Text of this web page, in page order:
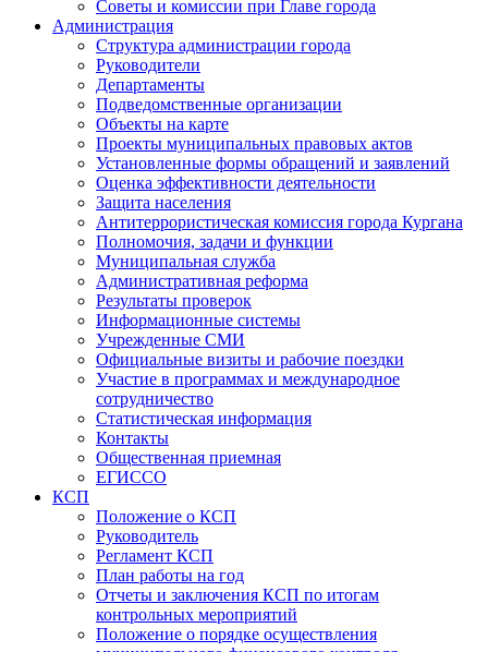
Советы и комиссии при Главе города
Администрация
Структура администрации города
Руководители
Департаменты
Подведомственные организации
Объекты на карте
Проекты муниципальных правовых актов
Установленные формы обращений и заявлений
Оценка эффективности деятельности
Защита населения
Антитеррористическая комиссия города Кургана
Полномочия, задачи и функции
Муниципальная служба
Административная реформа
Результаты проверок
Информационные системы
Учрежденные СМИ
Официальные визиты и рабочие поездки
Участие в программах и международное
сотрудничество
Статистическая информация
Контакты
Общественная приемная
ЕГИССО
КСП
Положение о КСП
Руководитель
Регламент КСП
План работы на год
Отчеты и заключения КСП по итогам
контрольных мероприятий
Положение о порядке осуществления